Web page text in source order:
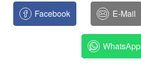
Facebook E-Mail
WhatsApp